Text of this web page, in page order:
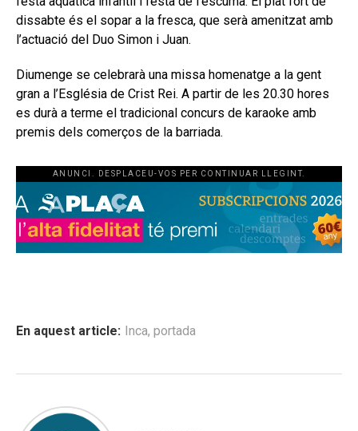
dissabte és el sopar a la fresca, que serà amenitzat amb
l’actuació del Duo Simon i Juan.
Diumenge se celebrarà una missa homenatge a la gent
gran a l’Església de Crist Rei. A partir de les 20.30 hores
es durà a terme el tradicional concurs de karaoke amb
premis dels comerços de la barriada.
ANUNCI. DESPLACEU-VOS PER CONTINUAR LLEGINT.
En aquest article: Inca, portada